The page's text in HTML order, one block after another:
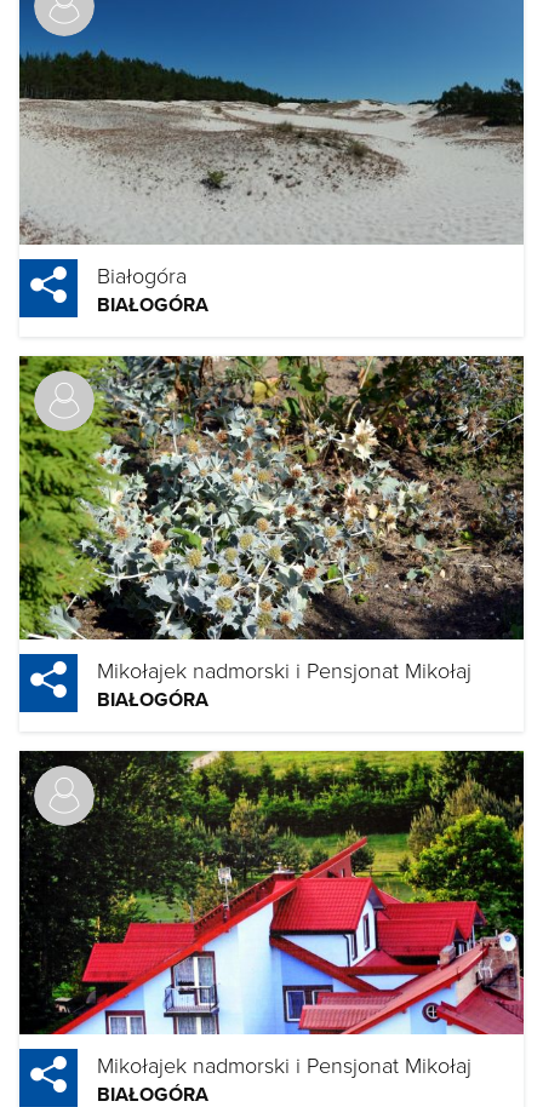
Białogóra
BIAŁOGÓRA
Mikołajek nadmorski i Pensjonat Mikołaj
BIAŁOGÓRA
Mikołajek nadmorski i Pensjonat Mikołaj
BIAŁOGÓRA